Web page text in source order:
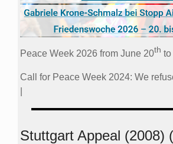
Peace Week 2026 from June 20th to
Call for Peace Week 2024: We
Stuttgart Appeal (2008)